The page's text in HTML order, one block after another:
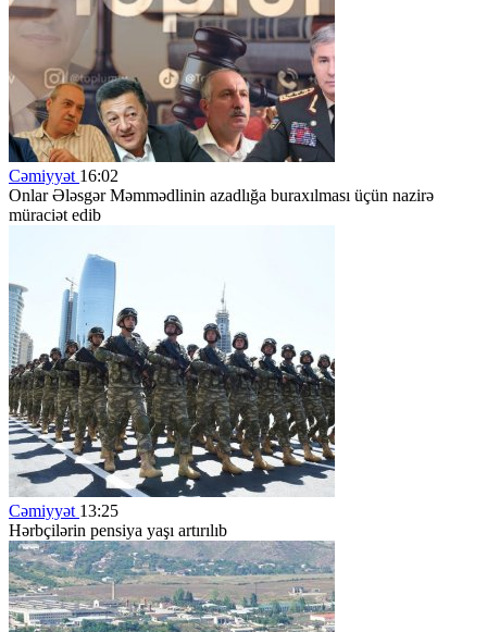
Cəmiyyət 16:02
Onlar Ələsgər Məmmədlinin azadlığa buraxılması üçün nazirə
müraciət edib
Cəmiyyət 13:25
Hərbçilərin pensiya yaşı artırılıb